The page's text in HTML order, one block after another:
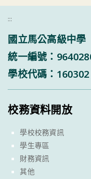
:::
國立馬公高級中學
統一編號：
學校代碼：160302
校務資料開放
學校校務資訊
學生專區
財務資訊
其他